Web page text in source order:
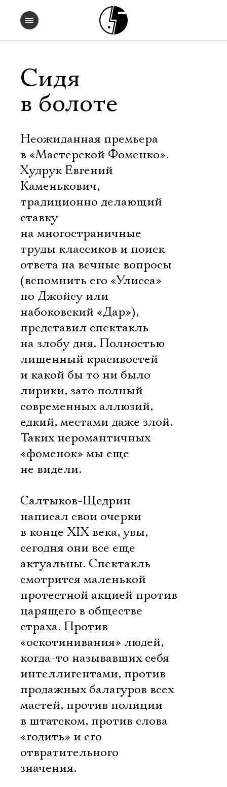
Сидя
в болоте
Неожиданная премьера
в «Мастерской Фоменко».
Худрук Евгений
Каменькович,
традиционно делающий
ставку
на многостраничные
труды классиков и поиск
ответа на вечные вопросы
(вспомнить его «Улисса»
по Джойсу или
набоковский «Дар»),
представил спектакль
на злобу дня. Полностью
лишенный красивостей
и какой бы то ни было
лирики, зато полный
современных аллюзий,
едкий, местами даже злой.
Таких неромантичных
«фоменок» мы еще
не видели.
Салтыков-Щедрин
написал свои очерки
в конце XIX века, увы,
сегодня они все еще
актуальны. Спектакль
смотрится маленькой
протестной акцией против
царящего в обществе
страха. Против
«оскотинивания» людей,
когда-то называвших себя
интеллигентами, против
продажных балагуров всех
мастей, против полиции
в штатском, против слова
«годить» и его
отвратительного
значения.